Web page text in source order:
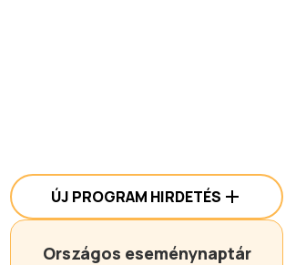
ÚJ PROGRAM HIRDETÉS
Országos eseménynaptár